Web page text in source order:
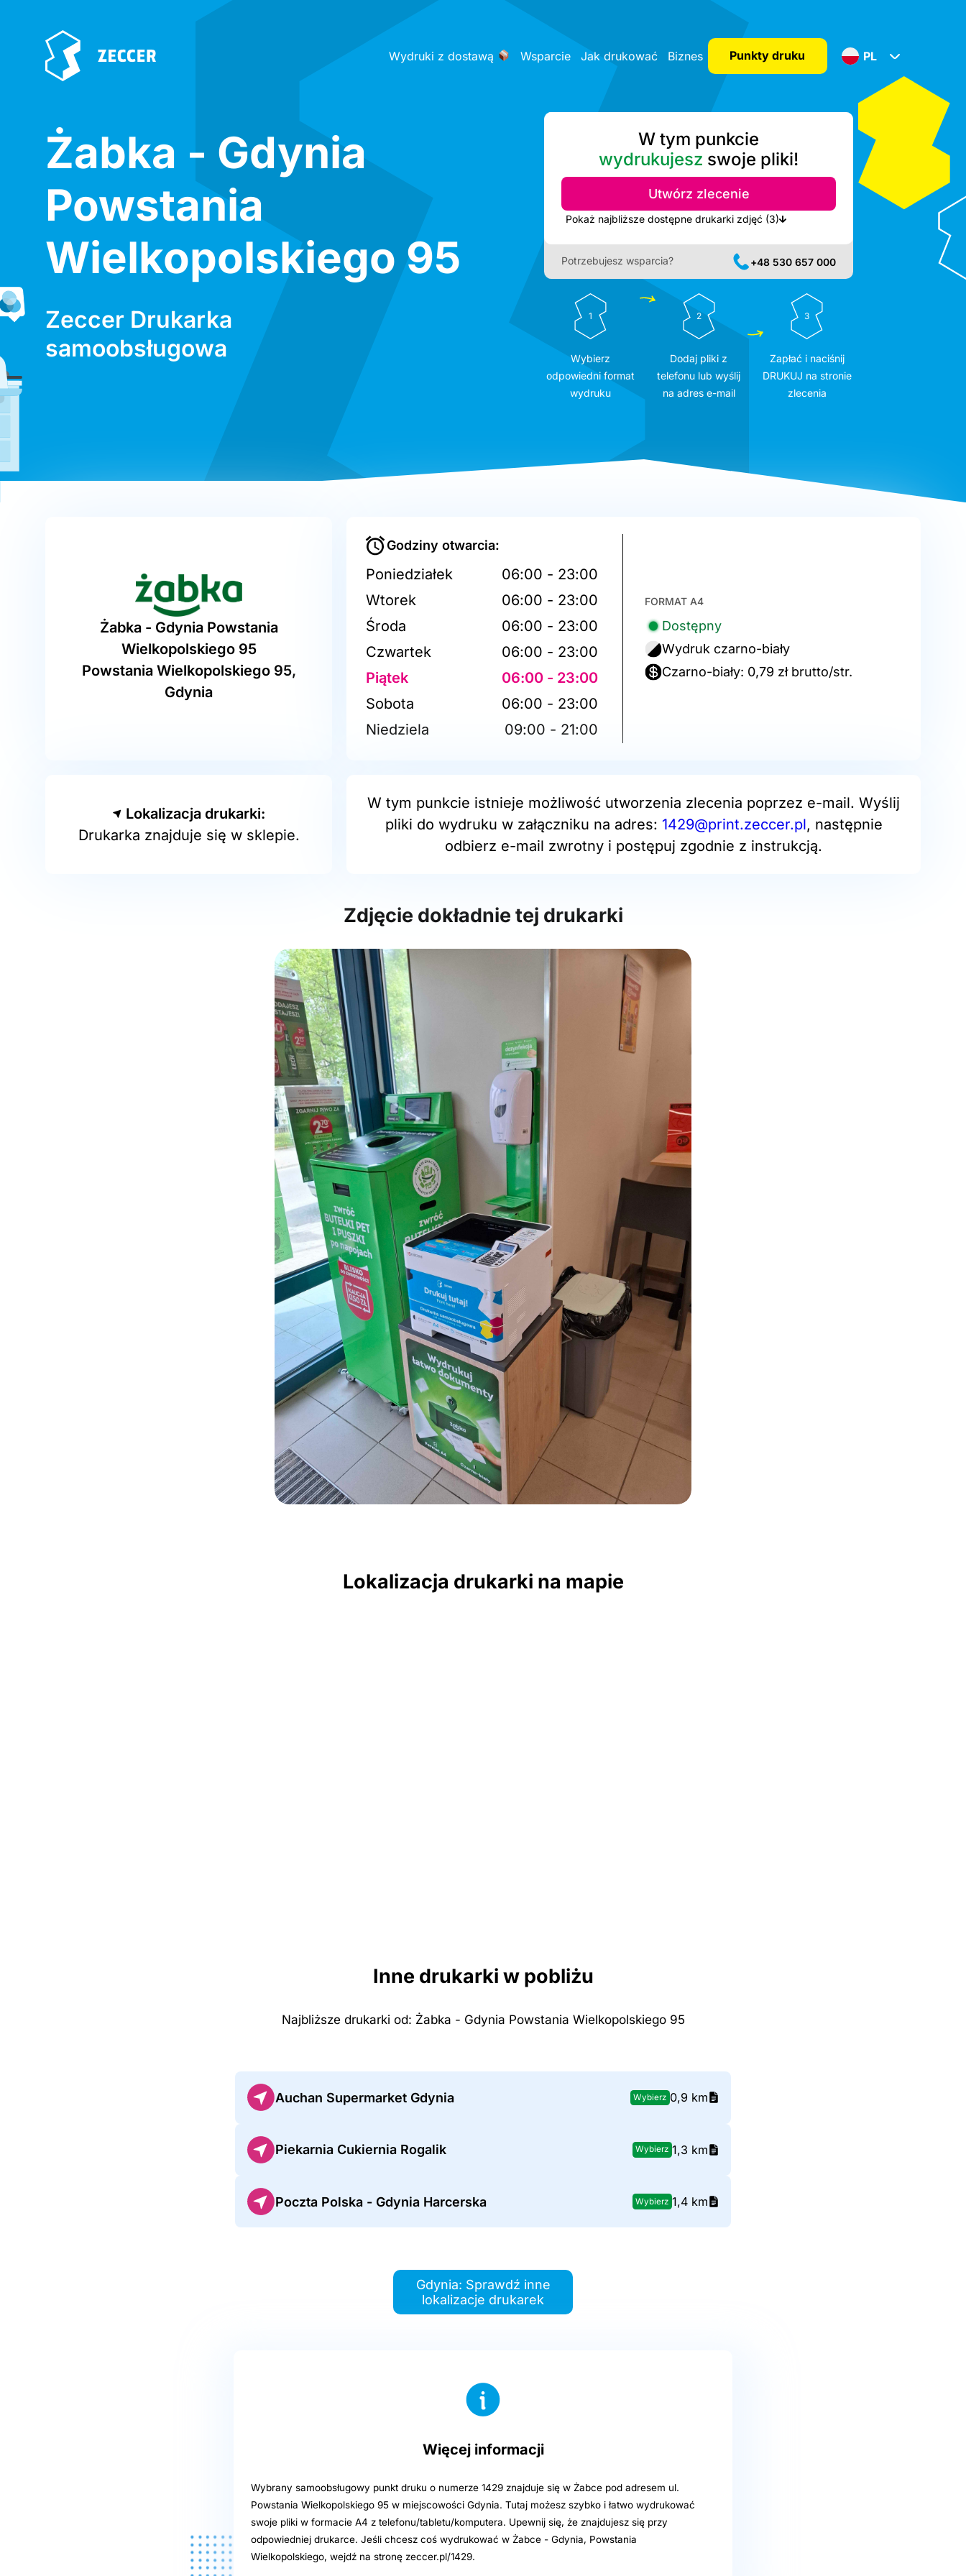
Wydruki z dostawą Wsparcie Jak drukować Biznes Punkty druku PL
Żabka - Gdynia
Powstania
Wielkopolskiego 95
Zeccer Drukarka
samoobsługowa
W tym punkcie
wydrukujesz swoje pliki!
Utwórz zlecenie
Pokaż najbliższe dostępne drukarki zdjęć (3)
Potrzebujesz wsparcia? +48 530 657 000
1
Wybierz
odpowiedni format
wydruku
2
Dodaj pliki z
telefonu lub wyślij
na adres e-mail
3
Zapłać i naciśnij
DRUKUJ na stronie
zlecenia
Żabka - Gdynia Powstania
Wielkopolskiego 95
Powstania Wielkopolskiego 95,
Gdynia
Godziny otwarcia:
Poniedziałek
06:00 - 23:00
Wtorek
06:00 - 23:00
Środa
06:00 - 23:00
Czwartek
06:00 - 23:00
Piątek
06:00 - 23:00
Sobota
06:00 - 23:00
Niedziela
09:00 - 21:00
FORMAT A4
Dostępny
Wydruk czarno-biały
Czarno-biały: 0,79 zł brutto/str.
Lokalizacja drukarki:
Drukarka znajduje się w sklepie.
W tym punkcie istnieje możliwość utworzenia zlecenia poprzez e-mail. Wyślij
pliki do wydruku w załączniku na adres: 1429@print.zeccer.pl, następnie
odbierz e-mail zwrotny i postępuj zgodnie z instrukcją.
Zdjęcie dokładnie tej drukarki
Lokalizacja drukarki na mapie
Inne drukarki w pobliżu
Najbliższe drukarki od: Żabka - Gdynia Powstania Wielkopolskiego 95
Auchan Supermarket Gdynia Wybierz 0,9 km
Piekarnia Cukiernia Rogalik Wybierz 1,3 km
Poczta Polska - Gdynia Harcerska Wybierz 1,4 km
Gdynia: Sprawdź inne
lokalizacje drukarek
Więcej informacji
Wybrany samoobsługowy punkt druku o numerze 1429 znajduje się w Żabce pod adresem ul.
Powstania Wielkopolskiego 95 w miejscowości Gdynia. Tutaj możesz szybko i łatwo wydrukować
swoje pliki w formacie A4 z telefonu/tabletu/komputera. Upewnij się, że znajdujesz się przy
odpowiedniej drukarce. Jeśli chcesz coś wydrukować w Żabce - Gdynia, Powstania
Wielkopolskiego, wejdź na stronę zeccer.pl/1429.